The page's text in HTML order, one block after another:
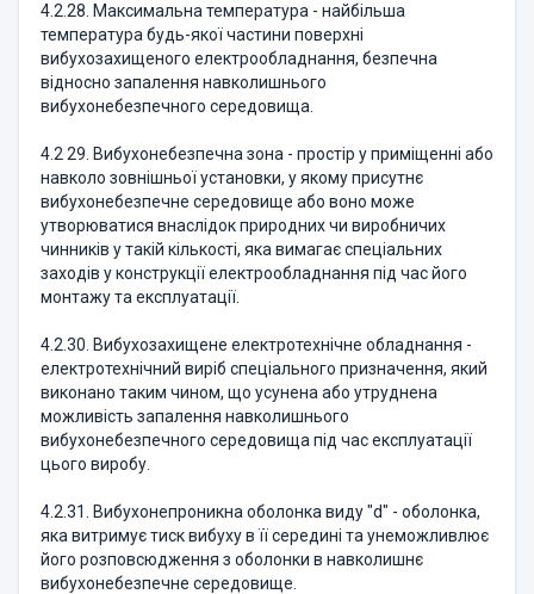
4.2.28. Максимальна температура - найбільша
температура будь-якої частини поверхні
вибухозахищеного електрообладнання, безпечна
відносно запалення навколишнього
вибухонебезпечного середовища.
4.2 29. Вибухонебезпечна зона - простір у приміщенні або
навколо зовнішньої установки, у якому присутнє
вибухонебезпечне середовище або воно може
утворюватися внаслідок природних чи виробничих
чинників у такій кількості, яка вимагає спеціальних
заходів у конструкції електрообладнання під час його
монтажу та експлуатації.
4.2.30. Вибухозахищене електротехнічне обладнання -
електротехнічний виріб спеціального призначення, який
виконано таким чином, що усунена або утруднена
можливість запалення навколишнього
вибухонебезпечного середовища під час експлуатації
цього виробу.
4.2.31. Вибухонепроникна оболонка виду "d" - оболонка,
яка витримує тиск вибуху в її середині та унеможливлює
його розповсюдження з оболонки в навколишнє
вибухонебезпечне середовище.